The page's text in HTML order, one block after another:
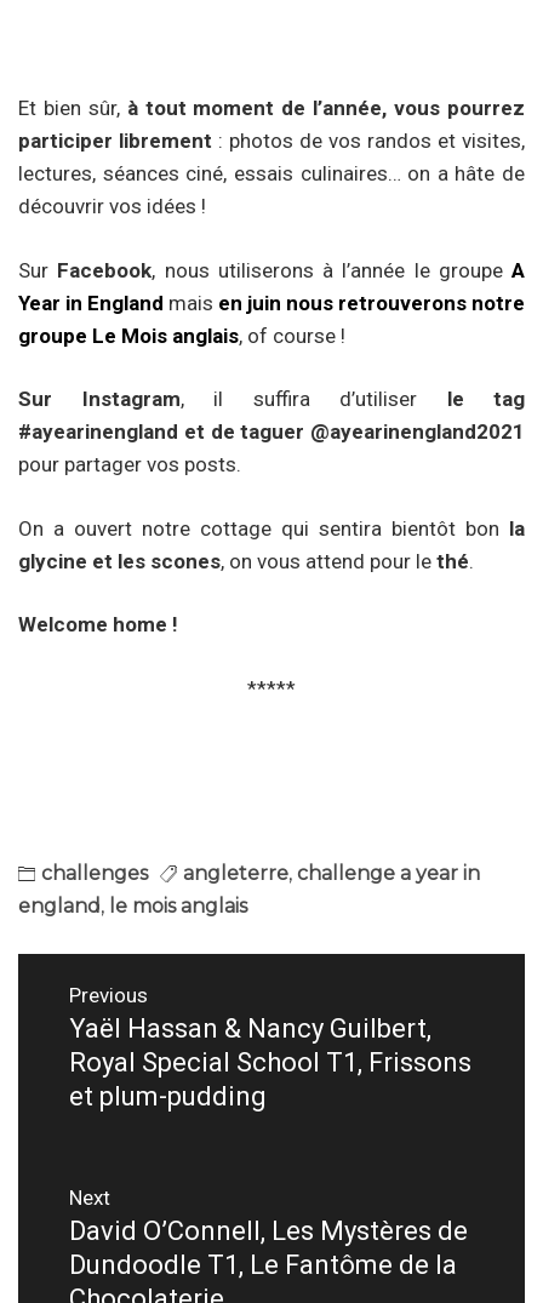
Et bien sûr, à tout moment de l’année, vous pourrez
participer librement : photos de vos randos et visites,
lectures, séances ciné, essais culinaires… on a hâte de
découvrir vos idées !
Sur Facebook, nous utiliserons à l’année le groupe A
Year in England mais en juin nous retrouverons notre
groupe Le Mois anglais, of course !
Sur Instagram, il suffira d’utiliser le tag
#ayearinengland et de taguer @ayearinengland2021
pour partager vos posts.
On a ouvert notre cottage qui sentira bientôt bon la
glycine et les scones, on vous attend pour le thé.
Welcome home !
*****
challenges angleterre, challenge a year in
england, le mois anglais
Navigation
l’article
Previous
Previous
post:
Yaël Hassan & Nancy Guilbert,
Royal Special School T1, Frissons
et plum-pudding
Next
Next
post:
David O’Connell, Les Mystères de
Dundoodle T1, Le Fantôme de la